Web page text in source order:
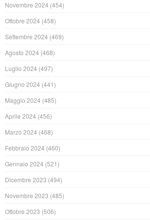
Novembre 2024 (454)
Ottobre 2024 (458)
Settembre 2024 (469)
Agosto 2024 (468)
Luglio 2024 (497)
Giugno 2024 (441)
Maggio 2024 (485)
Aprile 2024 (456)
Marzo 2024 (468)
Febbraio 2024 (460)
Gennaio 2024 (521)
Dicembre 2023 (494)
Novembre 2023 (485)
Ottobre 2023 (506)